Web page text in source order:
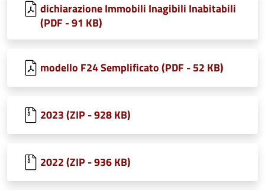
dichiarazione Immobili Inagibili Inabitabili
(PDF - 91 KB)
modello F24 Semplificato (PDF - 52 KB)
2023 (ZIP - 928 KB)
2022 (ZIP - 936 KB)